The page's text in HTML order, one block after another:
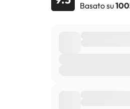
Basato su